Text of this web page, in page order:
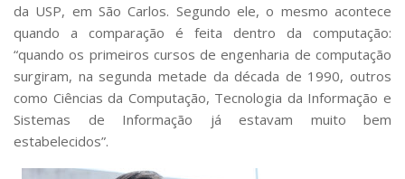
da USP, em São Carlos. Segundo ele, o mesmo acontece
quando a comparação é feita dentro da computação:
“quando os primeiros cursos de engenharia de computação
surgiram, na segunda metade da década de 1990, outros
como Ciências da Computação, Tecnologia da Informação e
Sistemas de Informação já estavam muito bem
estabelecidos”.